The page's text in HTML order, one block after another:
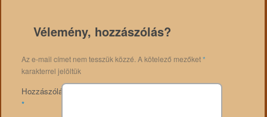
Vélemény, hozzászólás?
Az e-mail címet nem tesszük közzé. A kötelező mezőket*
karakterrel jelöltük
Hozzászólás
*